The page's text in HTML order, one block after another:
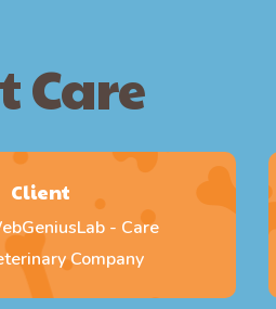
Care
Client
- Care
Company